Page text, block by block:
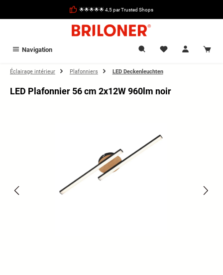
🌟🌟🌟🌟🌟 4,5 par Trusted Shops
Navigation
Éclairage intérieur Plafonniers LED Deckenleuchten
LED Plafonnier 56 cm 2x12W 960lm noir